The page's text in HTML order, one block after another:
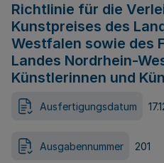
Richtlinie für die
Kunstpreises des
Westfalen sowie des
Landes Nordrhein-
Künstlerinnen und
Ausfertigungsdatum
Ausgabennummer 201